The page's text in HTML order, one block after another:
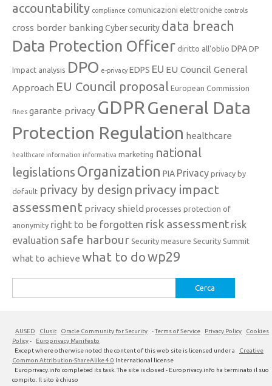
accountability compliance comunicazioni elettroniche controls
cross border banking Cyber security data breach
Data Protection Officer diritto all'oblio DPA DP
Impact analysis DPO e-privacy EDPS EU EU Council General
Approach EU Council proposal European Commission
fines garante privacy GDPRGeneral Data
Protection Regulation healthcare
healthcare information informativa marketing national
legislations Organization PIA Privacy privacy by
default privacy by design privacy impact
assessment privacy shield processes protection of
anonymity right to be forgotten risk assessment risk
evaluation safe harbour Security measure Security Summit
what to achieve what to dowp29
per:
AUSED Clusit Oracle Community for Security -Terms of Service Privacy Policy
Cookies
Policy-
Europrivacy Manifesto
Except where otherwise noted the content of this web site is licensed under a
Creative
Common Attribution-ShareAlike 4.0 International license
Europrivacy.info completed its task. The site is closed - Europrivacy.info ha terminato il suo
compito. Il sito è chiuso